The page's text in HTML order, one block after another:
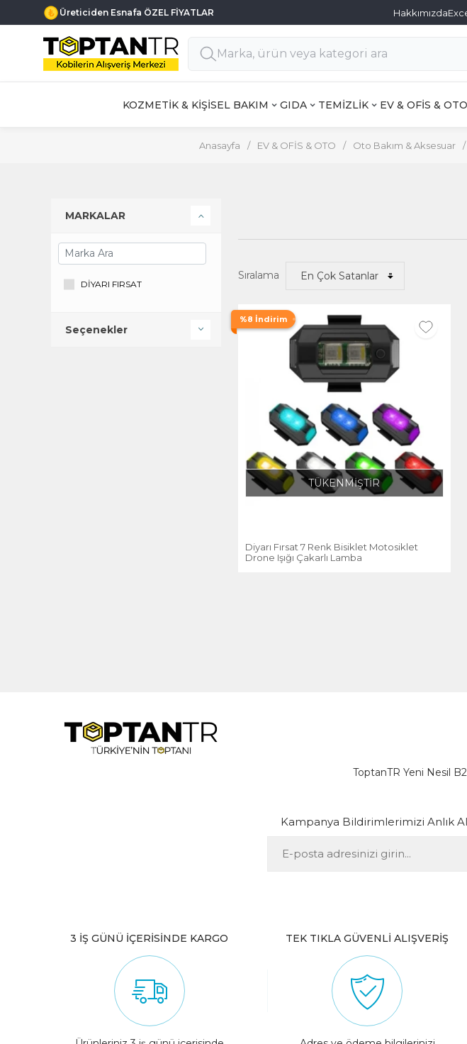
Üreticiden Esnafa ÖZEL FİYATLAR Hakkımızda
KOZMETİK & KİŞİSEL BAKIM GIDA TEMİZLİK EV & OFİS & OTO
Anasayfa / EV & OFİS & OTO / Oto Bakım & Aksesuar /
Sıralama
%8 İndirim
TÜKENMİŞTİR
Diyarı Fırsat 7 Renk Bisiklet Motosiklet
Drone Işığı Çakarlı Lamba
MARKALAR
DİYARI FIRSAT
Seçenekler
ToptanTR Yeni Nesil
Kampanya Bildirimlerimizi Anlık
3 İŞ GÜNÜ İÇERİSİNDE KARGO TEK TIKLA GÜVENLİ ALIŞVERİŞ